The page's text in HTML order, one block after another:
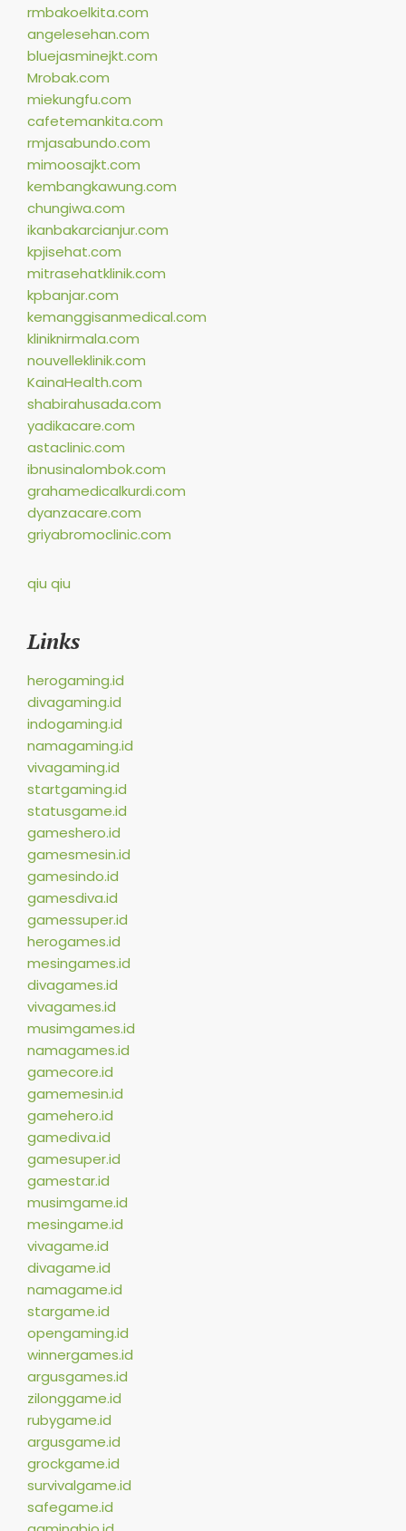
rmbakoelkita.com
angelesehan.com
bluejasminejkt.com
Mrobak.com
miekungfu.com
cafetemankita.com
rmjasabundo.com
mimoosajkt.com
kembangkawung.com
chungiwa.com
ikanbakarcianjur.com
kpjisehat.com
mitrasehatklinik.com
kpbanjar.com
kemanggisanmedical.com
kliniknirmala.com
nouvelleklinik.com
KainaHealth.com
shabirahusada.com
yadikacare.com
astaclinic.com
ibnusinalombok.com
grahamedicalkurdi.com
dyanzacare.com
griyabromoclinic.com
qiu qiu
Links
herogaming.id
divagaming.id
indogaming.id
namagaming.id
vivagaming.id
startgaming.id
statusgame.id
gameshero.id
gamesmesin.id
gamesindo.id
gamesdiva.id
gamessuper.id
herogames.id
mesingames.id
divagames.id
vivagames.id
musimgames.id
namagames.id
gamecore.id
gamemesin.id
gamehero.id
gamediva.id
gamesuper.id
gamestar.id
musimgame.id
mesingame.id
vivagame.id
divagame.id
namagame.id
stargame.id
opengaming.id
winnergames.id
argusgames.id
zilonggame.id
rubygame.id
argusgame.id
grockgame.id
survivalgame.id
safegame.id